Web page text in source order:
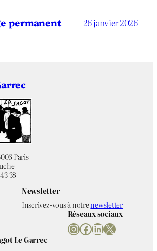
permanent 26 janvier 2026
Paris
38
Newsletter
Inscrivez-vous à notrenewsletter
Réseaux sociaux
InstagramFacebook LinkedIn X
Le Garrec